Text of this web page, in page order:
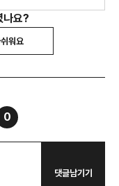
나요?
워요
0
댓글남기기